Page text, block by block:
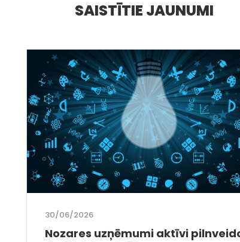
SAISTĪTIE JAUNUMI
30/06/2026
Nozares uzņēmumi aktīvi